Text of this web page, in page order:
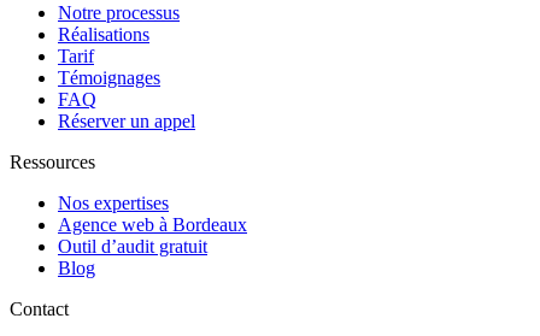
Notre processus
Réalisations
Tarif
Témoignages
FAQ
Réserver un appel
Ressources
Nos expertises
Agence web à Bordeaux
Outil d’audit gratuit
Blog
Contact